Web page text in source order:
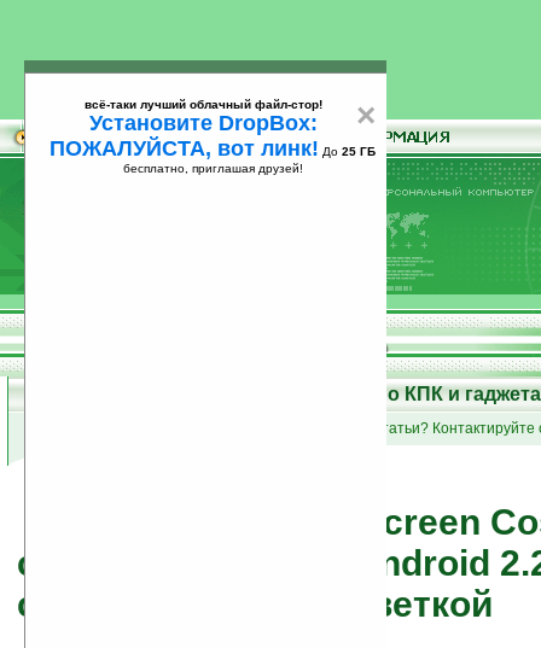
25
Статьи на Ладошках: о КПК и
Вы пишете статьи? Контактируйте
Highscreen
смартфон на базе Android
светодиодной подсветкой
×
всё-таки лучший облачный файл-стор!
Установите DropBox:
ПОЖАЛУЙСТА, вот линк! До 25 ГБ
бесплатно, приглашая друзей!